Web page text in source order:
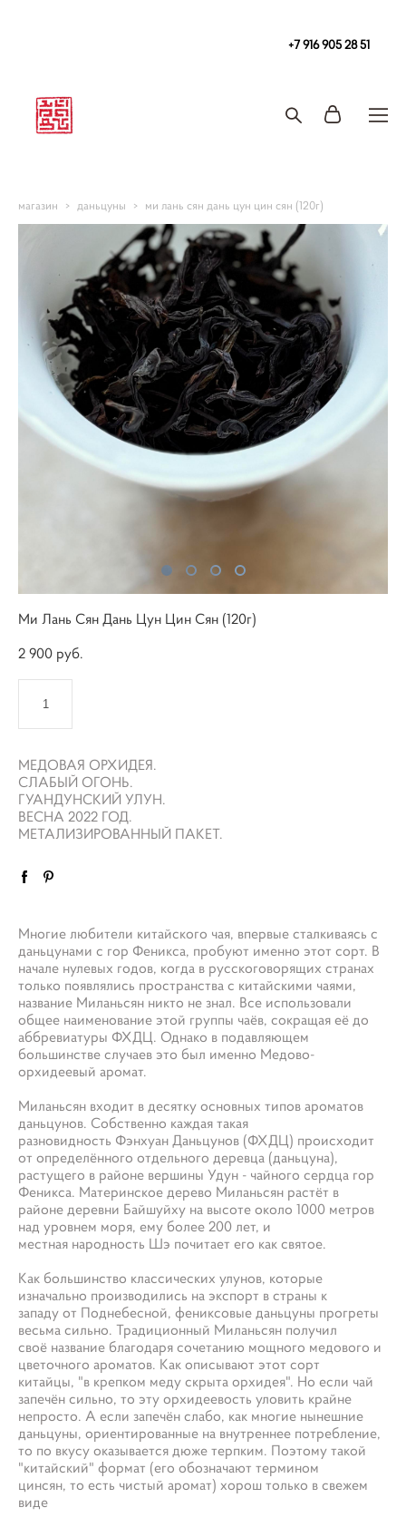
+7 916 905 28 51
магазин > даньцуны > ми лань сян дань цун цин сян (120г)
Ми Лань Сян Дань Цун Цин Сян (120г)
2 900 pуб.
МЕДОВАЯ ОРХИДЕЯ.
СЛАБЫЙ ОГОНЬ.
ГУАНДУНСКИЙ УЛУН.
ВЕСНА 2022 ГОД.
МЕТАЛИЗИРОВАННЫЙ ПАКЕТ.
Многие любители китайского чая, впервые сталкиваясь с
даньцунами с гор Феникса, пробуют именно этот сорт. В
начале нулевых годов, когда в русскоговорящих странах
только появлялись пространства с китайскими чаями,
название Миланьсян никто не знал. Все использовали
общее наименование этой группы чаёв, сокращая её до
аббревиатуры ФХДЦ. Однако в подавляющем
большинстве случаев это был именно Медово-
орхидеевый аромат.
Миланьсян входит в десятку основных типов ароматов
даньцунов. Собственно каждая такая
разновидность Фэнхуан Даньцунов (ФХДЦ) происходит
от определённого отдельного деревца (даньцуна),
растущего в районе вершины Удун - чайного сердца гор
Феникса. Материнское дерево Миланьсян растёт в
районе деревни Байшуйху на высоте около 1000 метров
над уровнем моря, ему более 200 лет, и
местная народность Шэ почитает его как святое.
Как большинство классических улунов, которые
изначально производились на экспорт в страны к
западу от Поднебесной, фениксовые даньцуны прогреты
весьма сильно. Традиционный Миланьсян получил
своё название благодаря сочетанию мощного медового и
цветочного ароматов. Как описывают этот сорт
китайцы, "в крепком меду скрыта орхидея". Но если чай
запечён сильно, то эту орхидеевость уловить крайне
непросто. А если запечён слабо, как многие нынешние
даньцуны, ориентированные на внутреннее потребление,
то по вкусу оказывается дюже терпким. Поэтому такой
"китайский" формат (его обозначают термином
цинсян, то есть чистый аромат) хорош только в свежем
виде